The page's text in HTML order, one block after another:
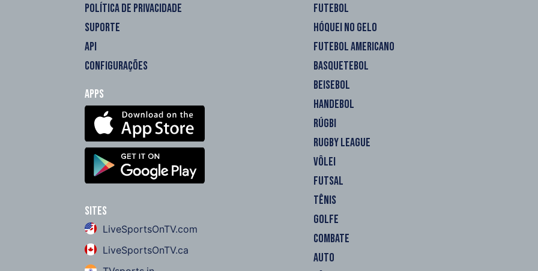
POLÍTICA DE PRIVACIDADE
SUPORTE
API
CONFIGURAÇÕES
Apps
Sites
LiveSportsOnTV.com
LiveSportsOnTV.ca
FUTEBOL
HÓQUEI NO GELO
FUTEBOL AMERICANO
BASQUETEBOL
BEISEBOL
HANDEBOL
RÚGBI
RUGBY LEAGUE
VÔLEI
FUTSAL
TÊNIS
GOLFE
COMBATE
AUTO